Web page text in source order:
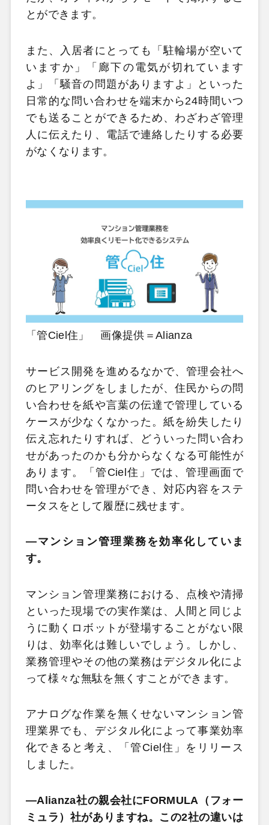
とができます。
また、入居者にとっても「駐輪場が空いて
いますか」「廊下の電気が切れています
よ」「騒音の問題がありますよ」といった
日常的な問い合わせを端末から24時間いつ
でも送ることができるため、わざわざ管理
人に伝えたり、電話で連絡したりする必要
がなくなります。
「管Ciel住」 画像提供＝Alianza
サービス開発を進めるなかで、管理会社へ
のヒアリングをしましたが、住民からの問
い合わせを紙や言葉の伝達で管理している
ケースが少なくなかった。紙を紛失したり
伝え忘れたりすれば、どういった問い合わ
せがあったのかも分からなくなる可能性が
あります。「管Ciel住」では、管理画面で
問い合わせを管理ができ、対応内容をステ
ータスをとして履歴に残せます。
―マンション管理業務を効率化していま
す。
マンション管理業務における、点検や清掃
といった現場での実作業は、人間と同じよ
うに動くロボットが登場することがない限
りは、効率化は難しいでしょう。しかし、
業務管理やその他の業務はデジタル化によ
って様々な無駄を無くすことができます。
アナログな作業を無くせないマンション管
理業界でも、デジタル化によって事業効率
化できると考え、「管Ciel住」をリリース
しました。
―Alianza社の親会社にFORMULA（フォー
ミュラ）社がありますね。この2社の違いは